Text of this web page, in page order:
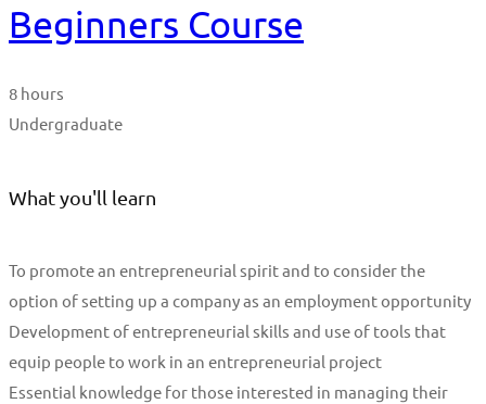
Beginners Course
8 hours
Undergraduate
What you'll learn
To promote an entrepreneurial spirit and to consider the
option of setting up a company as an employment opportunity
Development of entrepreneurial skills and use of tools that
equip people to work in an entrepreneurial project
Essential knowledge for those interested in managing their